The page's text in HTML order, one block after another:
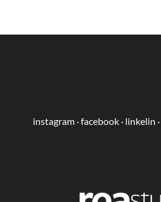
instagram·facebook· linkelin ·